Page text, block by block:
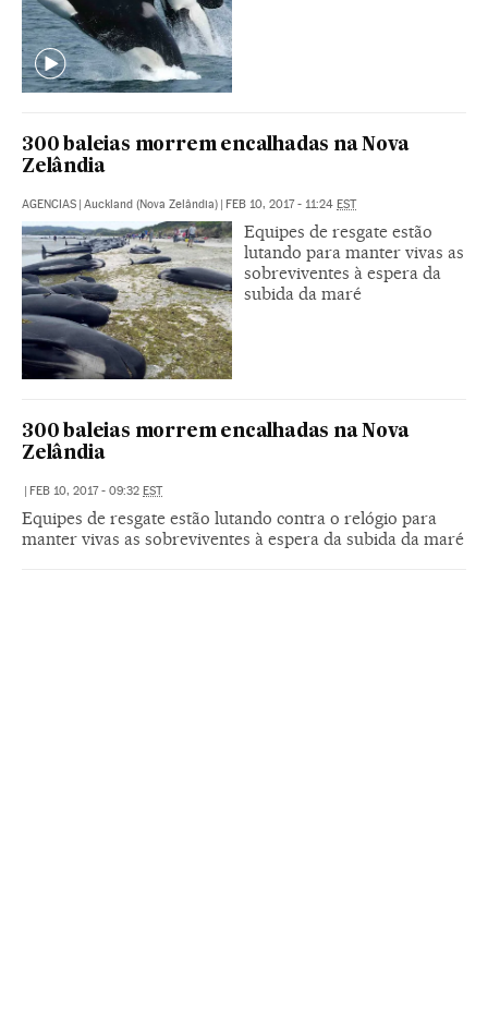
300 baleias morrem encalhadas na Nova
Zelândia
AGENCIAS | Auckland (Nova Zelândia) | FEB 10, 2017 - 11:24 EST
Equipes de resgate estão
lutando para manter vivas as
sobreviventes à espera da
subida da maré
300 baleias morrem encalhadas na Nova
Zelândia
| FEB 10, 2017 - 09:32 EST
Equipes de resgate estão lutando contra o relógio para
manter vivas as sobreviventes à espera da subida da maré